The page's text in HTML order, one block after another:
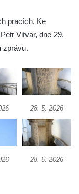
pracích. Ke
Vitvar, dne 29.
zprávu.
28. 5. 2026
28. 5. 2026